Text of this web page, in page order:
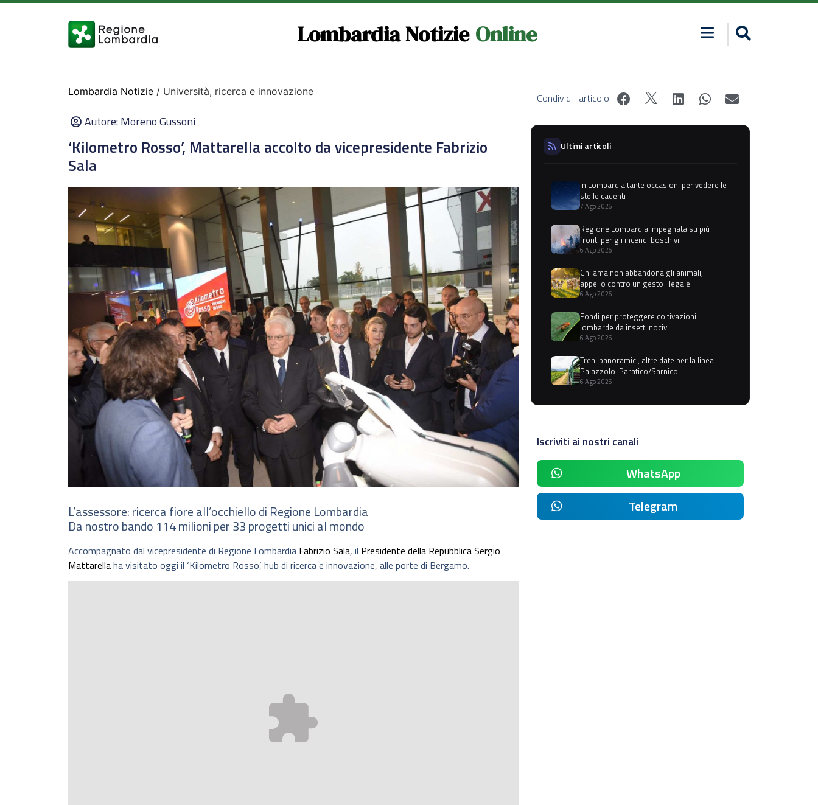
Lombardia Notizie Online
Lombardia Notizie / Università, ricerca e innovazione
Autore:Moreno Gussoni
‘Kilometro Rosso’, Mattarella accolto da vicepresidente Fabrizio
Sala
L’assessore: ricerca fiore all’occhiello di Regione Lombardia
Da nostro bando 114 milioni per 33 progetti unici al mondo
Accompagnato dal vicepresidente di Regione Lombardia Fabrizio Sala, il Presidente della Repubblica Sergio
Mattarellaha visitato oggi il ‘Kilometro Rosso’, hub di ricerca e innovazione, alle porte di Bergamo.
Condividi l'articolo:
Ultimi articoli
In Lombardia tante occasioni per vedere le
stelle cadenti
7 Ago 2026
Regione Lombardia impegnata su più
fronti per gli incendi boschivi
6 Ago 2026
Chi ama non abbandona gli animali,
appello contro un gesto illegale
6 Ago 2026
Fondi per proteggere coltivazioni
lombarde da insetti nocivi
6 Ago 2026
Treni panoramici, altre date per la linea
Palazzolo-Paratico/Sarnico
6 Ago 2026
Iscriviti ai nostri canali
WhatsApp
Telegram